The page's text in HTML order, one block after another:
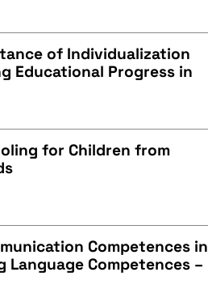
of Individualization
Educational Progress in
for Children from
Competences in
Competences –